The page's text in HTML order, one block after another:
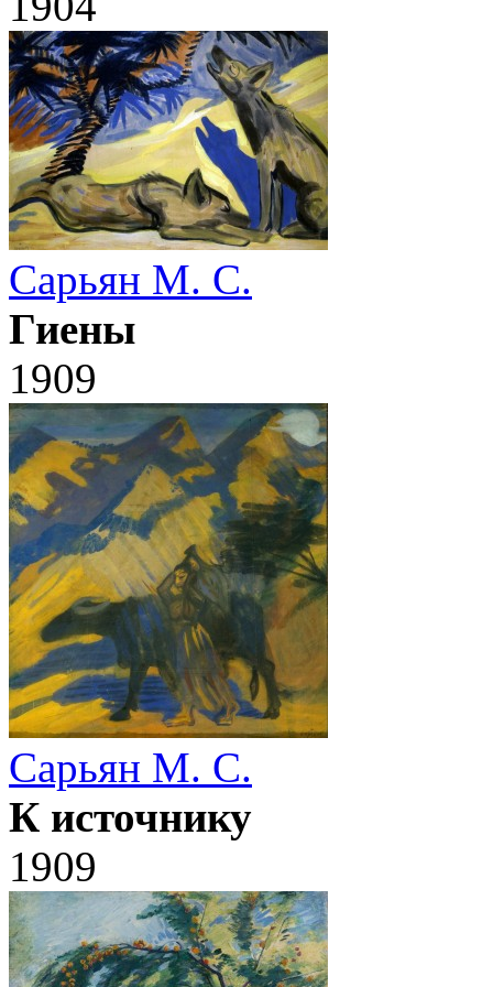
Сарьян М. С.
Гиены
1909
Сарьян М. С.
К источнику
1909